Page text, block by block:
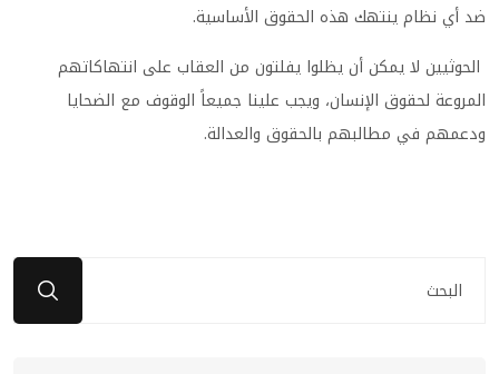
ضد أي نظام ينتهك هذه الحقوق الأساسية.
الحوثيين لا يمكن أن يظلوا يفلتون من العقاب على انتهاكاتهم
المروعة لحقوق الإنسان، ويجب علينا جميعاً الوقوف مع الضحايا
ودعمهم في مطالبهم بالحقوق والعدالة.